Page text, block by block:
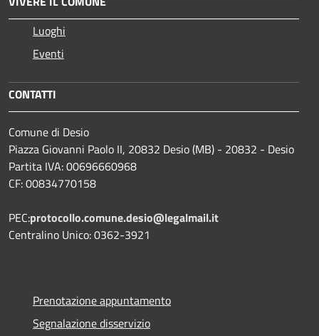
Luoghi
Eventi
CONTATTI
Comune di Desio
Piazza Giovanni Paolo II, 20832 Desio (MB) - 20832 - Desio
Partita IVA: 00696660968
CF: 00834770158
PEC:protocollo.comune.desio@legalmail.it
Centralino Unico: 0362-3921
Prenotazione appuntamento
Segnalazione disservizio